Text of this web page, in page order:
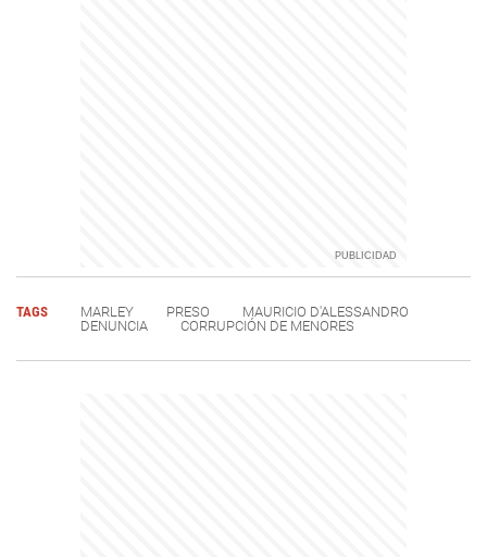
TAGS MARLEY PRESO
MAURICIO D'ALESSANDRO
DENUNCIA
CORRUPCIÓN DE MENORES